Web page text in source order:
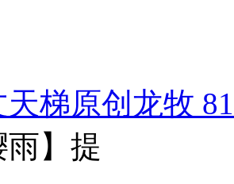
梯原创龙牧
雨】提